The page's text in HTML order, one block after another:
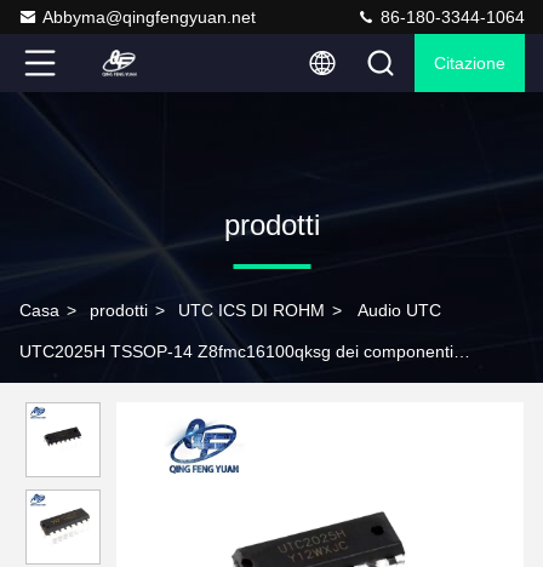
Abbyma@qingfengyuan.net 86-180-3344-1064
Citazione
prodotti
Casa > prodotti > UTC ICS DI ROHM > Audio UTC
UTC2025H TSSOP-14 Z8fmc16100qksg dei componenti